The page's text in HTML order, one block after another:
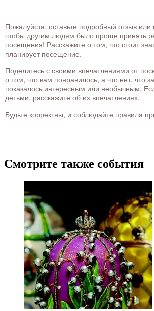
Пожалуйста, оставьте подробный отзыв
чтобы другим людям было проще принять
посещения! Расскажите о том, что стоит
планирует посещение.
Поделитесь с своими впечатлениями от
о том, что вам понравилось, а что нет, что
показалось интересным или необычным.
детьми, расскажите об их впечатлениях.
Будьте корректны, и соблюдайте правила
Смотрите также события